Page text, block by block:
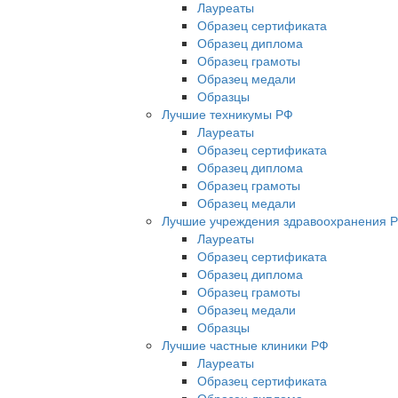
Лауреаты
Образец сертификата
Образец диплома
Образец грамоты
Образец медали
Образцы
Лучшие техникумы РФ
Лауреаты
Образец сертификата
Образец диплома
Образец грамоты
Образец медали
Лучшие учреждения здравоохранения
Лауреаты
Образец сертификата
Образец диплома
Образец грамоты
Образец медали
Образцы
Лучшие частные клиники РФ
Лауреаты
Образец сертификата